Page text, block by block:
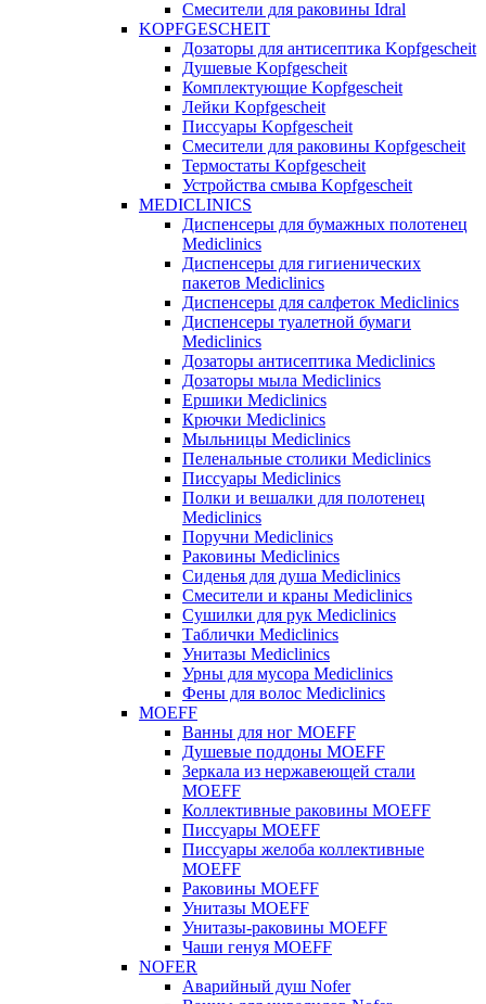
Смеcители для раковины Idral
KOPFGESCHEIT
Дозаторы для антисептика Kopfgescheit
Душевые Kopfgescheit
Комплектующие Kopfgescheit
Лейки Kopfgescheit
Писсуары Kopfgescheit
Смесители для раковины Kopfgescheit
Термостаты Kopfgescheit
Устройства смыва Kopfgescheit
MEDICLINICS
Диспенсеры для бумажных полотенец
Mediclinics
Диспенсеры для гигиенических
пакетов Mediclinics
Диспенсеры для салфеток Mediclinics
Диспенсеры туалетной бумаги
Mediclinics
Дозаторы антисептика Mediclinics
Дозаторы мыла Mediclinics
Ершики Mediclinics
Крючки Mediclinics
Мыльницы Mediclinics
Пеленальные столики Mediclinics
Писсуары Mediclinics
Полки и вешалки для полотенец
Mediclinics
Поручни Mediclinics
Раковины Mediclinics
Сиденья для душа Mediclinics
Смесители и краны Mediclinics
Сушилки для рук Mediclinics
Таблички Mediclinics
Унитазы Mediclinics
Урны для мусора Mediclinics
Фены для волос Mediclinics
MOEFF
Ванны для ног MOEFF
Душевые поддоны MOEFF
Зеркала из нержавеющей стали
MOEFF
Коллективные раковины MOEFF
Писсуары MOEFF
Писсуары желоба коллективные
MOEFF
Раковины MOEFF
Унитазы MOEFF
Унитазы-раковины MOEFF
Чаши генуя MOEFF
NOFER
Аварийный душ Nofer